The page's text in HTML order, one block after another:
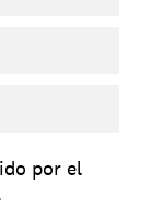
por el